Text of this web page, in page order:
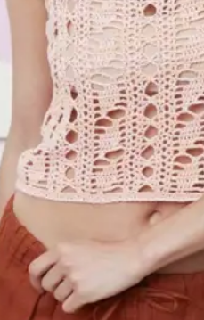
Anleitung in Größen
S/M, L/XL
Stil
Schal
Schwierigkeit
mittel